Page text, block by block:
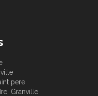
pere
Granville